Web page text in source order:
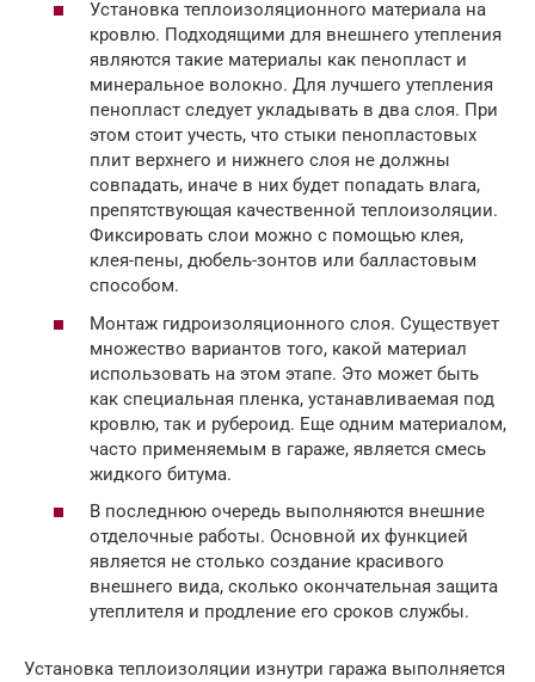
Установка теплоизоляционного материала на
кровлю. Подходящими для внешнего утепления
являются такие материалы как пенопласт и
минеральное волокно. Для лучшего утепления
пенопласт следует укладывать в два слоя. При
этом стоит учесть, что стыки пенопластовых
плит верхнего и нижнего слоя не должны
совпадать, иначе в них будет попадать влага,
препятствующая качественной теплоизоляции.
Фиксировать слои можно с помощью клея,
клея-пены, дюбель-зонтов или балластовым
способом.
Монтаж гидроизоляционного слоя. Существует
множество вариантов того, какой материал
использовать на этом этапе. Это может быть
как специальная пленка, устанавливаемая под
кровлю, так и рубероид. Еще одним материалом,
часто применяемым в гараже, является смесь
жидкого битума.
В последнюю очередь выполняются внешние
отделочные работы. Основной их функцией
является не столько создание красивого
внешнего вида, сколько окончательная защита
утеплителя и продление его сроков службы.
Установка теплоизоляции изнутри гаража выполняется